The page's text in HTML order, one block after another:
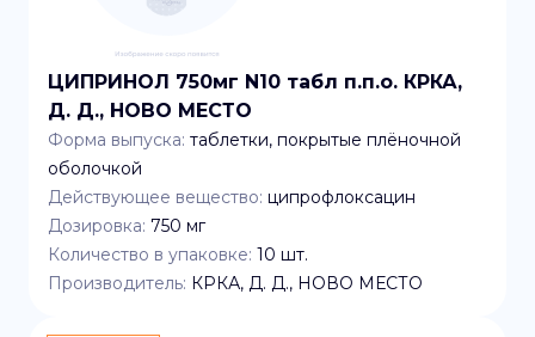
ЦИПРИНОЛ 750мг N10 табл п.п.о. КРКА,
Д. Д., НОВО МЕСТО
Форма выпуска: таблетки, покрытые плёночной
оболочкой
Действующее вещество: ципрофлоксацин
Дозировка: 750 мг
Количество в упаковке: 10 шт.
Производитель: КРКА, Д. Д., НОВО МЕСТО